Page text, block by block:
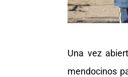
Una vez
mendocinos